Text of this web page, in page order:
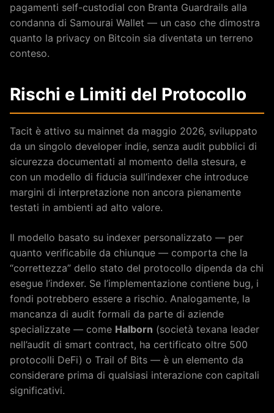
pagamenti self-custodial con Branta Guardrails alla
condanna di Samourai Wallet — un caso che dimostra
quanto la privacy on Bitcoin sia diventata un terreno
conteso.
Rischi e Limiti del Protocollo
Tacit è attivo su mainnet da maggio 2026, sviluppato
da un singolo developer indie, senza audit pubblici di
sicurezza documentati al momento della stesura, e
con un modello di fiducia sull’indexer che introduce
margini di interpretazione non ancora pienamente
testati in ambienti ad alto valore.
Il modello basato su indexer personalizzato — per
quanto verificabile da chiunque — comporta che la
“correttezza” dello stato del protocollo dipenda da chi
esegue l’indexer. Se l’implementazione contiene bug, i
fondi potrebbero essere a rischio. Analogamente, la
mancanza di audit formali da parte di aziende
specializzate — come Halborn (società texana leader
nell’audit di smart contract, ha certificato oltre 500
protocolli DeFi) o Trail of Bits — è un elemento da
considerare prima di qualsiasi interazione con capitali
significativi.